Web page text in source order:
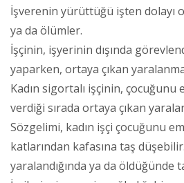
İşverenin yürüttüğü işten dolayı
ya da ölümler.
İşçinin, işyerinin dışında
yaparken, ortaya çıkan
Kadın sigortalı işçinin, çocuğunu
verdiği sırada ortaya çıkan
Sözgelimi, kadın işçi çocuğunu
katlarından kafasına taş
yaralandığında ya da öldüğünde